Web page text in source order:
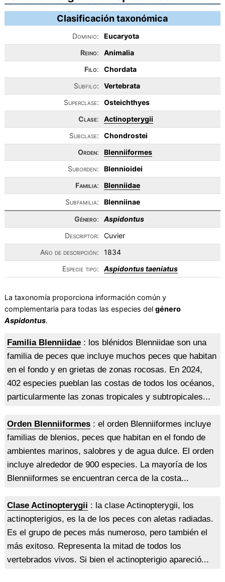
Clasificación taxonómica
Dominio:
Eucaryota
Reino:
Animalia
Filo:
Chordata
Subfilo:
Vertebrata
Superclase:
Osteichthyes
Clase:
Actinopterygii
Subclase:
Chondrostei
Orden:
Blenniiformes
Suborden:
Blennioidei
Familia:
Blenniidae
Subfamilia:
Blenniinae
Género:
Aspidontus
Descriptor:
Cuvier
Año de descripción:
1834
Especie tipo:
Aspidontus taeniatus
La taxonomía proporciona información común y
complementaria para todas las especies del género
Aspidontus.
Familia Blenniidae: los blénidos Blenniidae son una
familia de peces que incluye muchos peces que habitan
en el fondo y en grietas de zonas rocosas. En 2024,
402 especies pueblan las costas de todos los océanos,
particularmente las zonas tropicales y subtropicales...
Orden Blenniiformes: el orden Blenniiformes incluye
familias de blenios, peces que habitan en el fondo de
ambientes marinos, salobres y de agua dulce. El orden
incluye alrededor de 900 especies. La mayoría de los
Blenniiformes se encuentran cerca de la costa...
Clase Actinopterygii : la clase Actinopterygii, los
actinopterigios, es la de los peces con aletas radiadas.
Es el grupo de peces más numeroso, pero también el
más exitoso. Representa la mitad de todos los
vertebrados vivos. Si bien el actinopterigio apareció...